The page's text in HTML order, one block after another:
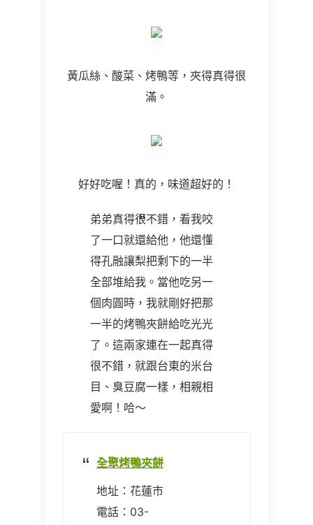
黃瓜絲、酸菜、烤鴨等，夾得真得很
滿。
好好吃喔！真的，味道超好的！
弟弟真得很不錯，看我咬
了一口就還給他，他還懂
得孔融讓梨把剩下的一半
全部堆給我。當他吃另一
個肉圓時，我就剛好把那
一半的烤鴨夾餅給吃光光
了。這兩家連在一起真得
很不錯，就跟台東的米台
目、臭豆腐一樣，相親相
愛啊！哈～
全聚烤鴨夾餅
地址：花蓮市
電話：03-